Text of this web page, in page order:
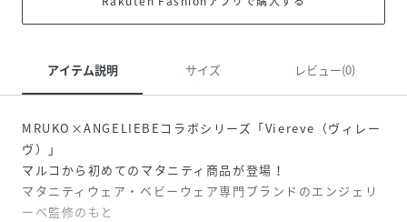
アイテム説明 サイズ レビュー(0)
MRUKO×ANGELIEBEコラボシリーズ「Viereve（ヴィレー
ヴ）」
マルコから初めてのマタニティ商品が登場！
マタニティウェア・ベビーウェア専門ブランドのエンジェリ
ーベ監修のもと